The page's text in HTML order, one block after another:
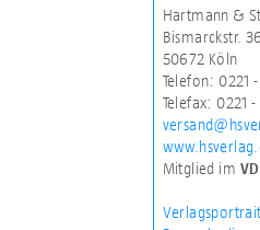
Hartmann &
Bismarckstr.
50672 Köln
Telefon: 0221
Telefax: 0221
Mitglied im